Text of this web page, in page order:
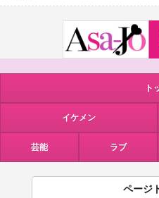
ト
イケメン
芸能 ラブ
ページ